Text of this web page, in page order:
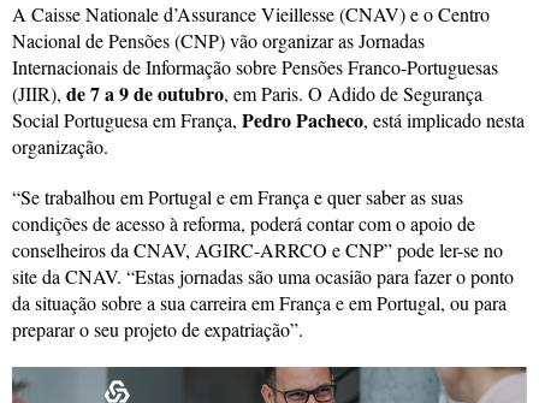
A Caisse Nationale d’Assurance Vieillesse (CNAV) e o Centro
Nacional de Pensões (CNP) vão organizar as Jornadas
Internacionais de Informação sobre Pensões Franco-Portuguesas
(JIIR), de 7 a 9 de outubro, em Paris. O Adido de Segurança
Social Portuguesa em França, Pedro Pacheco, está implicado nesta
organização.
“Se trabalhou em Portugal e em França e quer saber as suas
condições de acesso à reforma, poderá contar com o apoio de
conselheiros da CNAV, AGIRC-ARRCO e CNP” pode ler-se no
site da CNAV. “Estas jornadas são uma ocasião para fazer o ponto
da situação sobre a sua carreira em França e em Portugal, ou para
preparar o seu projeto de expatriação”.